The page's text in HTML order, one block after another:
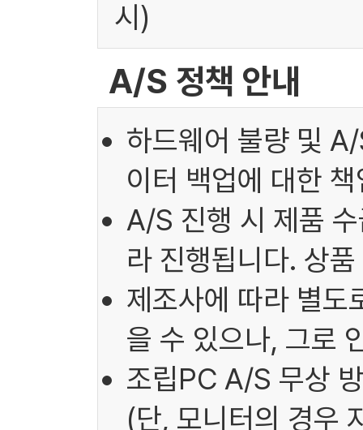
시)
A/S 정책 안내
하드웨어 불량 및
이터 백업에 대한
A/S 진행 시 제품
라 진행됩니다. 상
제조사에 따라 별
을 수 있으나, 그로
조립PC A/S 무상
(단, 모니터의 경우